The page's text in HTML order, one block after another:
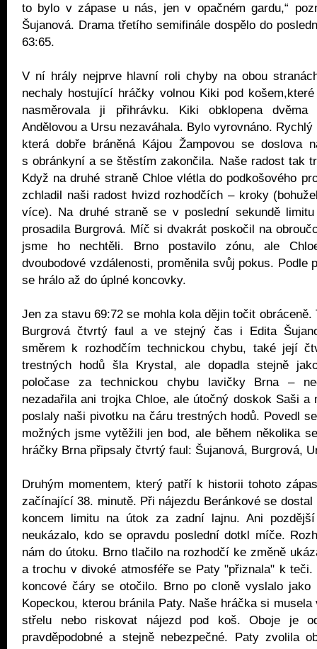
to bylo v zápase u nás, jen v opačném gardu,“
Šujanová. Drama třetího semifinále dospělo do
63:65.
V ní hrály nejprve hlavní roli chyby na obou
nechaly hostující hráčky volnou Kiki pod
nasměrovala ji přihrávku. Kiki obklopena dvěma
Andělovou a Ursu nezaváhala. Bylo vyrovnáno.
která dobře bráněná Kájou Žampovou se doslova
s obránkyní a se štěstím zakončila. Naše radost tak
Když na druhé straně Chloe vlétla do podkošového
zchladil naši radost hvizd rozhodčích – kroky
více). Na druhé straně se v poslední sekundě
prosadila Burgrová. Míč si dvakrát poskočil na
jsme ho nechtěli. Brno postavilo zónu, ale
dvoubodové vzdálenosti, proměnila svůj pokus. Podle
se hrálo až do úplné koncovky.
Jen za stavu 69:72 se mohla kola dějin točit obráceně.
Burgrová čtvrtý faul a ve stejný čas i Edita
směrem k rozhodčím technickou chybu, také její
trestných hodů šla Krystal, ale dopadla stejně
poločase za technickou chybu lavičky Brna –
nezadařila ani trojka Chloe, ale útočný doskok Saši a
poslaly naši pivotku na čáru trestných hodů. Povedl
možných jsme vytěžili jen bod, ale během několika
hráčky Brna připsaly čtvrtý faul: Šujanová, Burgrová,
Druhým momentem, který patří k historii tohoto
začínající 38. minutě. Při nájezdu Beránkové se
koncem limitu na útok za zadní lajnu. Ani
neukázalo, kdo se opravdu poslední dotkl míče.
nám do útoku. Brno tlačilo na rozhodčí ke změně
a trochu v divoké atmosféře se Paty "přiznala" k teči.
koncové čáry se otočilo. Brno po cloně vyslalo jako
Kopeckou, kterou bránila Paty. Naše hráčka si
střelu nebo riskovat nájezd pod koš. Oboje je
pravděpodobné a stejně nebezpečné. Paty zvolila